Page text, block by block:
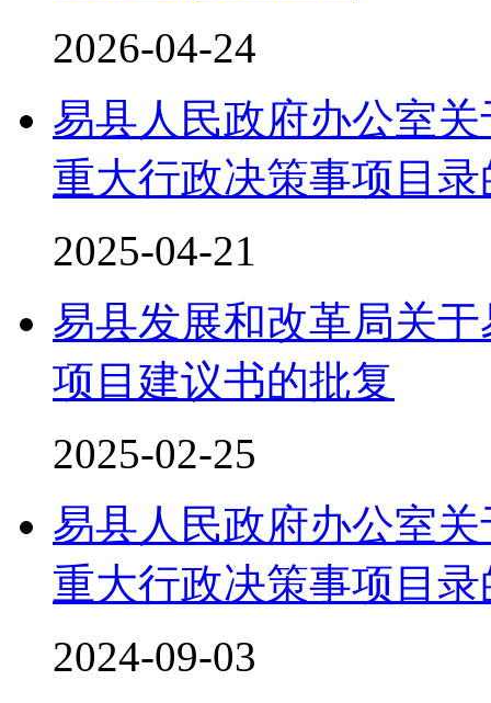
2026-04-24
易县人民政府办公室
重大行政决策事项目
2025-04-21
易县发展和改革局关
项目建议书的批复
2025-02-25
易县人民政府办公室
重大行政决策事项目
2024-09-03